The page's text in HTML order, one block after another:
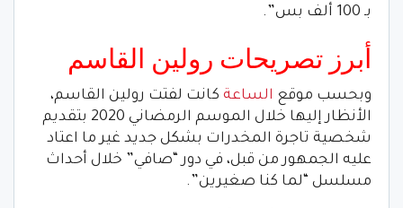
بـ 100 ألف بس”.
أبرز تصريحات رولين القاسم
وبحسب موقع الساعة كانت لفتت رولين القاسم،
الأنظار إليها خلال الموسم الرمضاني 2020 بتقديم
شخصية تاجرة المخدرات بشكل جديد غير ما اعتاد
عليه الجمهور من قبل، في دور “صافي” خلال أحداث
مسلسل “لما كنا صغيرين”.